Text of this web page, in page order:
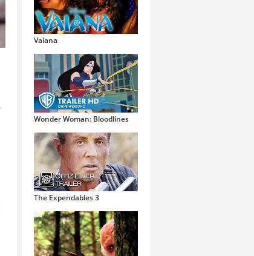
Vaiana
Wonder Woman: Bloodlines
The Expendables 3